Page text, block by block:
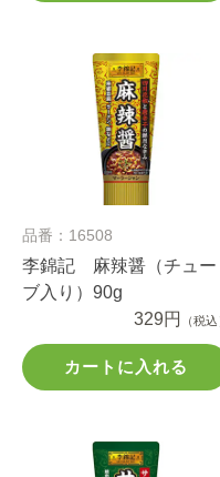
品番：16508
李錦記 麻辣醤（チュー
ブ入り）90g
329円
（税込
カートに入れる